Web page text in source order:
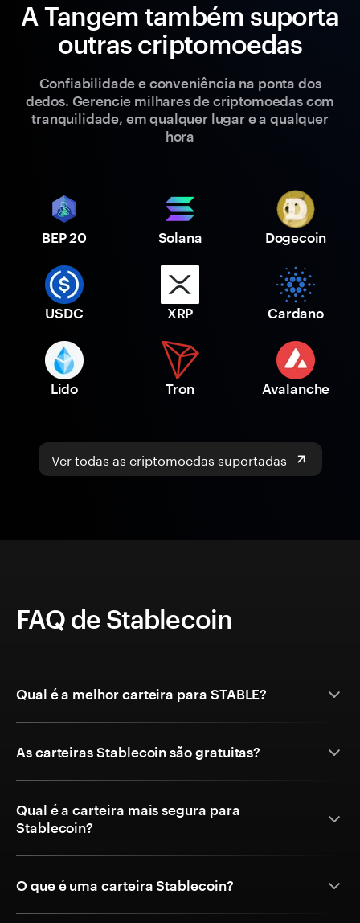
A Tangem também suporta
outras criptomoedas
Confiabilidade e conveniência na ponta dos
dedos. Gerencie milhares de criptomoedas com
tranquilidade, em qualquer lugar e a qualquer
hora
BEP 20 Solana Dogecoin
USDC XRP Cardano
Lido Tron Avalanche
Ver todas as criptomoedas suportadas
FAQ de Stablecoin
Qual é a melhor carteira para STABLE?
As carteiras Stablecoin são gratuitas?
Qual é a carteira mais segura para
Stablecoin?
O que é uma carteira Stablecoin?